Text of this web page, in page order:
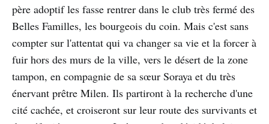
père adoptif les fasse rentrer dans le club très fermé des
Belles Familles, les bourgeois du coin. Mais c'est sans
compter sur l'attentat qui va changer sa vie et la forcer à
fuir hors des murs de la ville, vers le désert de la zone
tampon, en compagnie de sa sœur Soraya et du très
énervant prêtre Milen. Ils partiront à la recherche d'une
cité cachée, et croiseront sur leur route des survivants et